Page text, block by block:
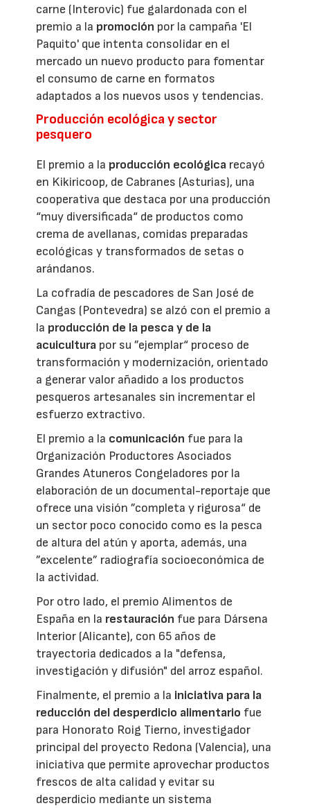
carne (Interovic) fue galardonada con el
premio a la promoción por la campaña 'El
Paquito' que intenta consolidar en el
mercado un nuevo producto para fomentar
el consumo de carne en formatos
adaptados a los nuevos usos y tendencias.
Producción ecológica y sector
pesquero
El premio a la producción ecológica recayó
en Kikiricoop, de Cabranes (Asturias), una
cooperativa que destaca por una producción
“muy diversificada“ de productos como
crema de avellanas, comidas preparadas
ecológicas y transformados de setas o
arándanos.
La cofradía de pescadores de San José de
Cangas (Pontevedra) se alzó con el premio a
la producción de la pesca y de la
acuicultura por su ”ejemplar“ proceso de
transformación y modernización, orientado
a generar valor añadido a los productos
pesqueros artesanales sin incrementar el
esfuerzo extractivo.
El premio a la comunicación fue para la
Organización Productores Asociados
Grandes Atuneros Congeladores por la
elaboración de un documental-reportaje que
ofrece una visión ”completa y rigurosa“ de
un sector poco conocido como es la pesca
de altura del atún y aporta, además, una
”excelente” radiografía socioeconómica de
la actividad.
Por otro lado, el premio Alimentos de
España en la restauración fue para Dársena
Interior (Alicante), con 65 años de
trayectoria dedicados a la "defensa,
investigación y difusión" del arroz español.
Finalmente, el premio a la iniciativa para la
reducción del desperdicio alimentario fue
para Honorato Roig Tierno, investigador
principal del proyecto Redona (Valencia), una
iniciativa que permite aprovechar productos
frescos de alta calidad y evitar su
desperdicio mediante un sistema